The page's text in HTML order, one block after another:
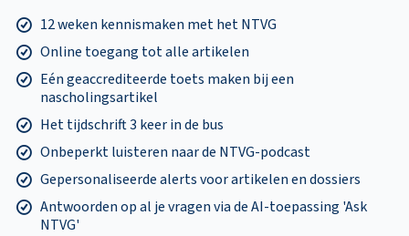
12 weken kennismaken met het NTVG
Online toegang tot alle artikelen
Eén geaccrediteerde toets maken bij een
nascholingsartikel
Het tijdschrift 3 keer in de bus
Onbeperkt luisteren naar de NTVG-podcast
Gepersonaliseerde alerts voor artikelen en dossiers
Antwoorden op al je vragen via de AI-toepassing 'Ask
NTVG'